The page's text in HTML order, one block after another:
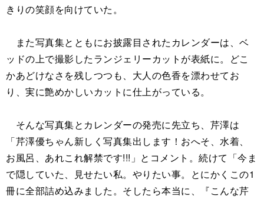
きりの笑顔を向けていた。
また写真集とともにお披露目されたカレンダーは、ベ
ッドの上で撮影したランジェリーカットが表紙に。どこ
かあどけなさを残しつつも、大人の色香を漂わせてお
り、実に艶めかしいカットに仕上がっている。
そんな写真集とカレンダーの発売に先立ち、芹澤は
「芹澤優ちゃん新しく写真集出します！おへそ、水着、
お風呂、あれこれ解禁です!!!」とコメント。続けて「今ま
で隠していた、見せたい私。やりたい事。とにかくこの1
冊に全部詰め込みました。そしたら本当に、『こんな芹